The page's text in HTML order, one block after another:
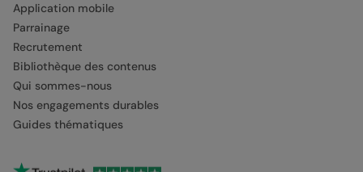
Application mobile
Parrainage
Recrutement
Bibliothèque des contenus
Qui sommes-nous
Nos engagements durables
Guides thématiques